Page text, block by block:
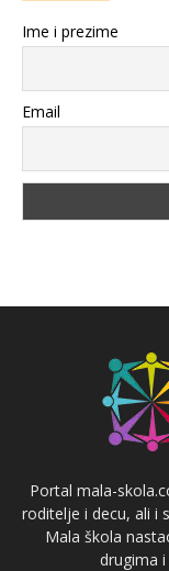
Ime i prezime
Email
Portal mala-
roditelje i decu, ali i
Mala škola
drugima